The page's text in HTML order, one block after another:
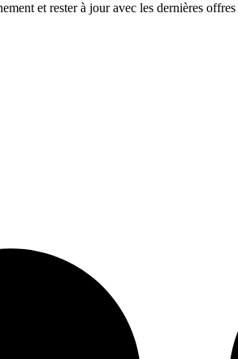
et rester à jour avec les dernières